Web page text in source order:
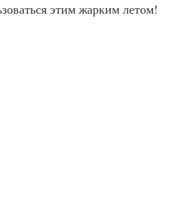
этим жарким летом!